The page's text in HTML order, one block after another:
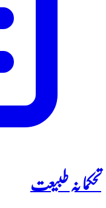
تحکما نہ طبیعت